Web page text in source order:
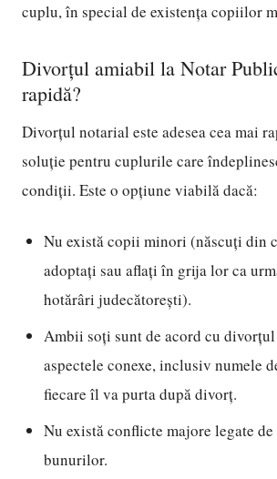
cuplu, în special de existența copiilor
Divorțul amiabil la Notar
rapidă?
Divorțul notarial este adesea cea mai
soluție pentru cuplurile care
condiții. Este o opțiune viabilă dacă:
Nu există copii minori (născuți din
adoptați sau aflați în grija lor ca
hotărâri judecătorești).
Ambii soți sunt de acord cu
aspectele conexe, inclusiv numele
fiecare îl va purta după divorț.
Nu există conflicte majore legate
bunurilor.